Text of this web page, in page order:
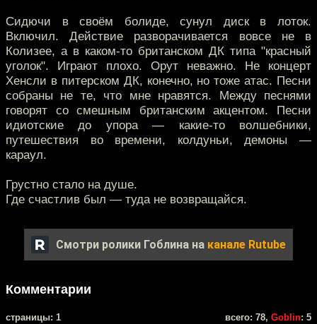
Сидючи в своём болиде, сунул диск в лоток.
Включил. Действие разворачивается вовсе не в
Колизее, а в каком-то британском ДК типа "красный
уголок". Играют плохо. Орут неважно. Не концерт
Хенсли в питерском ДК, конечно, но тоже атас. Песни
собраны не те, что мне нравятся. Между песнями
говорят со смешным британским акцентом. Песни
идиотские до упора — какие-то волшебники,
путешествия во времени, колдуньи, демоны —
караул.
Грустно стало на душе.
Где счастлив был — туда не возвращайся.
Смотри ролики Гоблина на канале Rutube
Комментарии
cтраницы: 1 всего: 78, Goblin: 5